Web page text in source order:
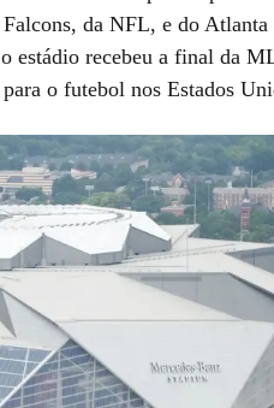
da NFL, e do
estádio recebeu a final da
o futebol nos Estados